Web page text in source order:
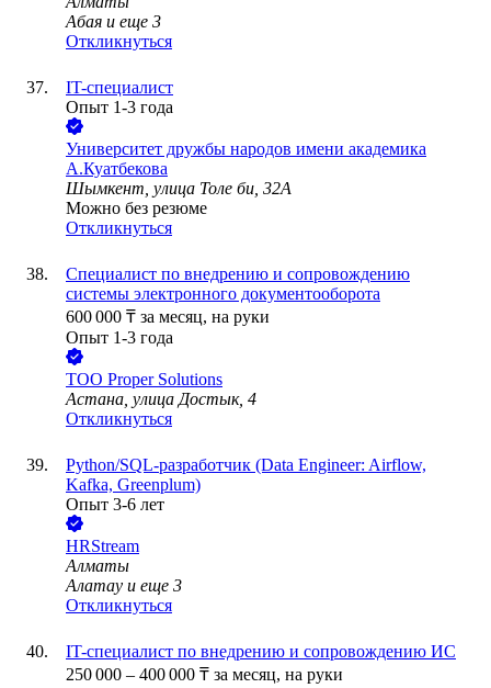
Абая и еще 3
Откликнуться
IT-специалист
Опыт 1-3 года
Университет дружбы народов имени академика
А.Куатбекова
Шымкент, улица Толе би, 32А
Можно без резюме
Откликнуться
Специалист по внедрению и сопровождению
системы электронного документооборота
600 000 ₸ за месяц, на руки
Опыт 1-3 года
ТОО Proper Solutions
Астана, улица Достык, 4
Откликнуться
Python/SQL-разработчик (Data Engineer: Airflow,
Kafka, Greenplum)
Опыт 3-6 лет
HRStream
Алматы
Алатау и еще 3
Откликнуться
IT-специалист по внедрению и сопровождению ИС
250 000 – 400 000 ₸ за месяц, на руки